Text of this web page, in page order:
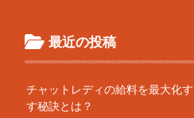
最近の投稿
チャットレディの給料を最大化
す秘訣とは？